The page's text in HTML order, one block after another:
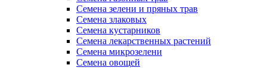
Семена зелени и пряных трав
Семена злаковых
Семена кустарников
Семена лекарственных растений
Семена микрозелени
Семена овощей